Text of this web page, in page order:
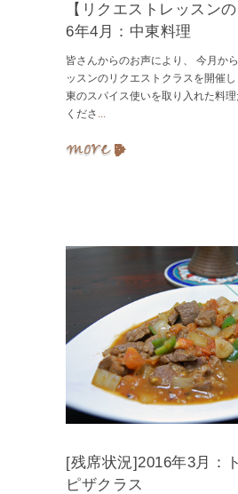
【リクエストレッスン
6年4月：中東料理
皆さんからのお声により、 今月か
ッスンのリクエストクラスを開催
東のスパイス使いを取り入れた料
くださ ...
[残席状況]2016年3月：
ピザクラス